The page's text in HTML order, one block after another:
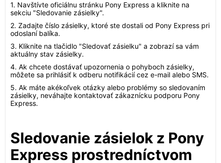
1. Navštívte oficiálnu stránku Pony Express a kliknite na
sekciu "Sledovanie zásielky".
2. Zadajte číslo zásielky, ktoré ste dostali od Pony Express pri
odoslaní balíka.
3. Kliknite na tlačidlo "Sledovať zásielku" a zobrazí sa vám
aktuálny stav zásielky.
4. Ak chcete dostávať upozornenia o pohyboch zásielky,
môžete sa prihlásiť k odberu notifikácií cez e-mail alebo SMS.
5. Ak máte akékoľvek otázky alebo problémy so sledovaním
zásielky, neváhajte kontaktovať zákaznícku podporu Pony
Express.
Sledovanie zásielok z Pony
Express prostredníctvom